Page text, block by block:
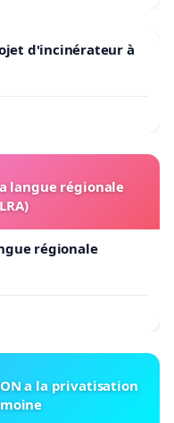
d'incinérateur à
langue régionale
régionale
a la privatisation